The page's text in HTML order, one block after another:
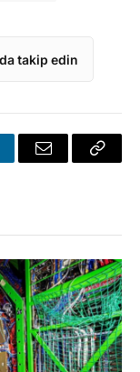
takip edin
E-